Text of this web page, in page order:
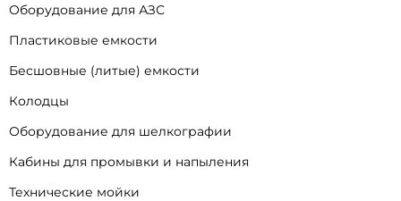
Оборудование для АЗС
Пластиковые емкости
Бесшовные (литые) емкости
Колодцы
Оборудование для шелкографии
Кабины для промывки и напыления
Технические мойки